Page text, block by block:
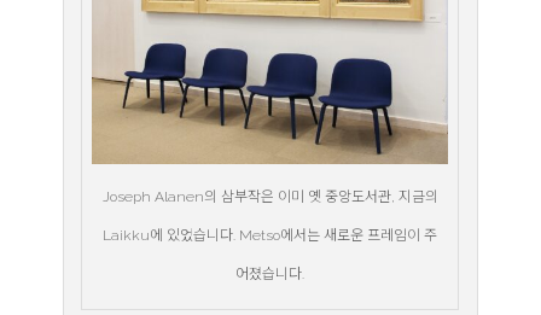
Joseph Alanen의 삼부작은 이미 옛 중앙도서관, 지금의
Laikku에 있었습니다. Metso에서는 새로운 프레임이 주
어졌습니다.